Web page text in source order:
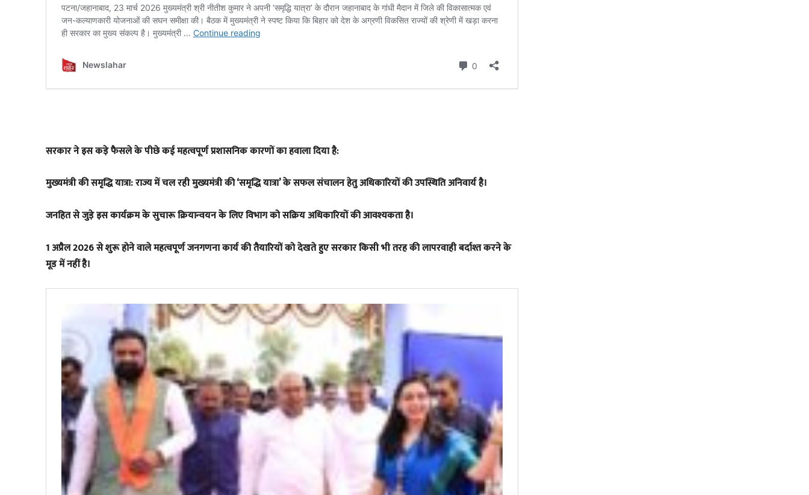
​सरकार ने इस कड़े फैसले के पीछे कई महत्वपूर्ण प्रशासनिक कारणों का हवाला दिया है:
​मुख्यमंत्री की समृद्धि यात्रा: राज्य में चल रही मुख्यमंत्री की ‘समृद्धि यात्रा’ के सफल संचालन हेतु अधिकारियों की उपस्थिति अनिवार्य है।
जनहित से जुड़े इस कार्यक्रम के सुचारू क्रियान्वयन के लिए विभाग को सक्रिय अधिकारियों की आवश्यकता है।
1 अप्रैल 2026 से शुरू होने वाले महत्वपूर्ण जनगणना कार्य की तैयारियों को देखते हुए सरकार किसी भी तरह की लापरवाही बर्दाश्त करने के
मूड में नहीं है।